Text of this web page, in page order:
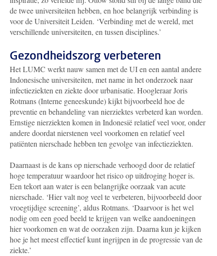
de twee universiteiten hebben, en hoe belangrijk verbinding is
voor de Universiteit Leiden. ‘Verbinding met de wereld, met
verschillende universiteiten, en tussen disciplines.’
Gezondheidszorg verbeteren
Het LUMC werkt nauw samen met de UI en een aantal andere
Indonesische universiteiten, met name in het onderzoek naar
infectieziekten en ziekte door urbanisatie. Hoogleraar Joris
Rotmans (Interne geneeskunde) kijkt bijvoorbeeld hoe de
preventie en behandeling van nierziektes verbeterd kan worden.
Ernstige nierziekten komen in Indonesië relatief veel voor, onder
andere doordat nierstenen veel voorkomen en relatief veel
patiënten nierschade hebben ten gevolge van infectieziekten.
Daarnaast is de kans op nierschade verhoogd door de relatief
hoge temperatuur waardoor het risico op uitdroging hoger is.
Een tekort aan water is een belangrijke oorzaak van acute
nierschade. ‘Hier valt nog veel te verbeteren, bijvoorbeeld door
vroegtijdige screening’, aldus Rotmans. ‘Daarvoor is het wel
nodig om een goed beeld te krijgen van welke aandoeningen
hier voorkomen en wat de oorzaken zijn. Daarna kun je kijken
hoe je het meest effectief kunt ingrijpen in de progressie van de
ziekte.’